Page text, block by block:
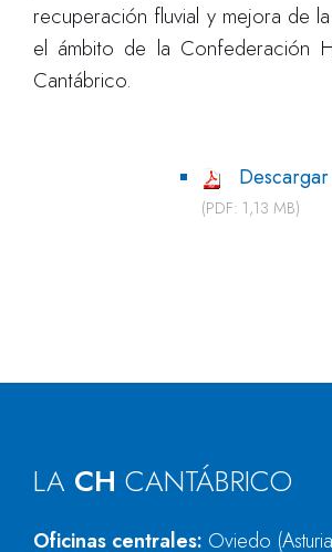
recuperación fluvial y mejora de
el ámbito de la Confederación
Cantábrico.
(PDF: 1,13 MB)
LA CH CANTÁBRICO
Oficinas centrales: Oviedo